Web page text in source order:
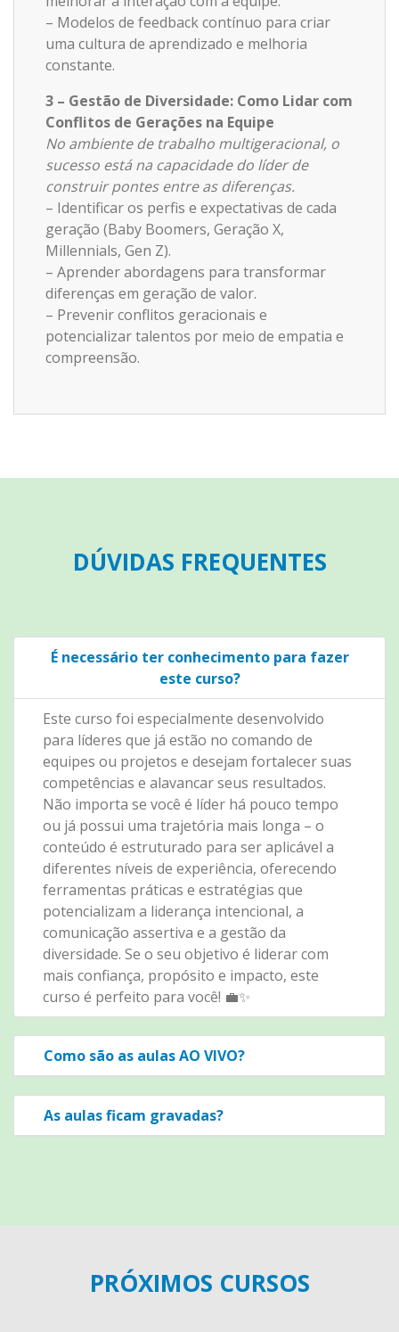
– Modelos de feedback contínuo para criar
uma cultura de aprendizado e melhoria
constante.
3 – Gestão de Diversidade: Como Lidar com
Conflitos de Gerações na Equipe
No ambiente de trabalho multigeracional, o
sucesso está na capacidade do líder de
construir pontes entre as diferenças.
– Identificar os perfis e expectativas de cada
geração (Baby Boomers, Geração X,
Millennials, Gen Z).
– Aprender abordagens para transformar
diferenças em geração de valor.
– Prevenir conflitos geracionais e
potencializar talentos por meio de empatia e
compreensão.
DÚVIDAS FREQUENTES
É necessário ter conhecimento para fazer
este curso?
Este curso foi especialmente desenvolvido
para líderes que já estão no comando de
equipes ou projetos e desejam fortalecer suas
competências e alavancar seus resultados.
Não importa se você é líder há pouco tempo
ou já possui uma trajetória mais longa – o
conteúdo é estruturado para ser aplicável a
diferentes níveis de experiência, oferecendo
ferramentas práticas e estratégias que
potencializam a liderança intencional, a
comunicação assertiva e a gestão da
diversidade. Se o seu objetivo é liderar com
mais confiança, propósito e impacto, este
curso é perfeito para você! 💼✨
Como são as aulas AO VIVO?
As aulas ficam gravadas?
PRÓXIMOS CURSOS